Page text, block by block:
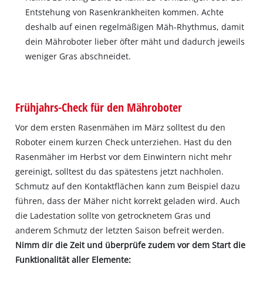
Entstehung von Rasenkrankheiten kommen. Achte
deshalb auf einen regelmäßigen Mäh-Rhythmus, damit
dein Mähroboter lieber öfter mäht und dadurch jeweils
weniger Gras abschneidet.
Frühjahrs-Check für den Mähroboter
Vor dem ersten Rasenmähen im März solltest du den
Roboter einem kurzen Check unterziehen. Hast du den
Rasenmäher im Herbst vor dem Einwintern nicht mehr
gereinigt, solltest du das spätestens jetzt nachholen.
Schmutz auf den Kontaktflächen kann zum Beispiel dazu
führen, dass der Mäher nicht korrekt geladen wird. Auch
die Ladestation sollte von getrocknetem Gras und
anderem Schmutz der letzten Saison befreit werden.
Nimm dir die Zeit und überprüfe zudem vor dem Start die
Funktionalität aller Elemente: